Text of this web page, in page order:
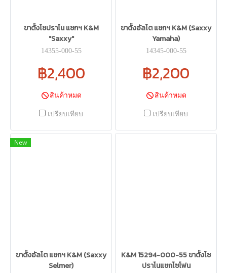
ขาตั้งโซปราโน แซกฯ K&M
"Saxxy"
14355-000-55
฿2,400
สินค้าหมด
เปรียบเทียบ
ขาตั้งอัลโต แซกฯ K&M (Saxxy
Yamaha)
14345-000-55
฿2,200
สินค้าหมด
เปรียบเทียบ
New
ขาตั้งอัลโต แซกฯ K&M (Saxxy
Selmer)
K&M 15294-000-55 ขาตั้งโซ
ปราโนแซกโซโฟน